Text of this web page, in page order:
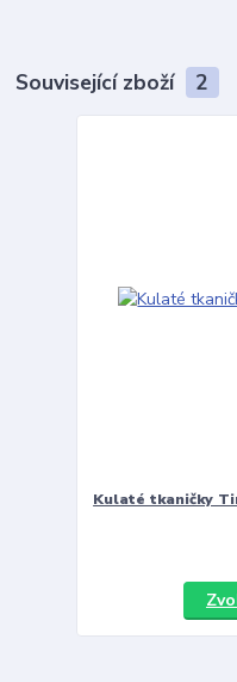
Související zboží 2
Kulaté tkaničky